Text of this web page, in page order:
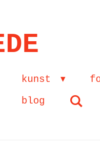
kunst
blog